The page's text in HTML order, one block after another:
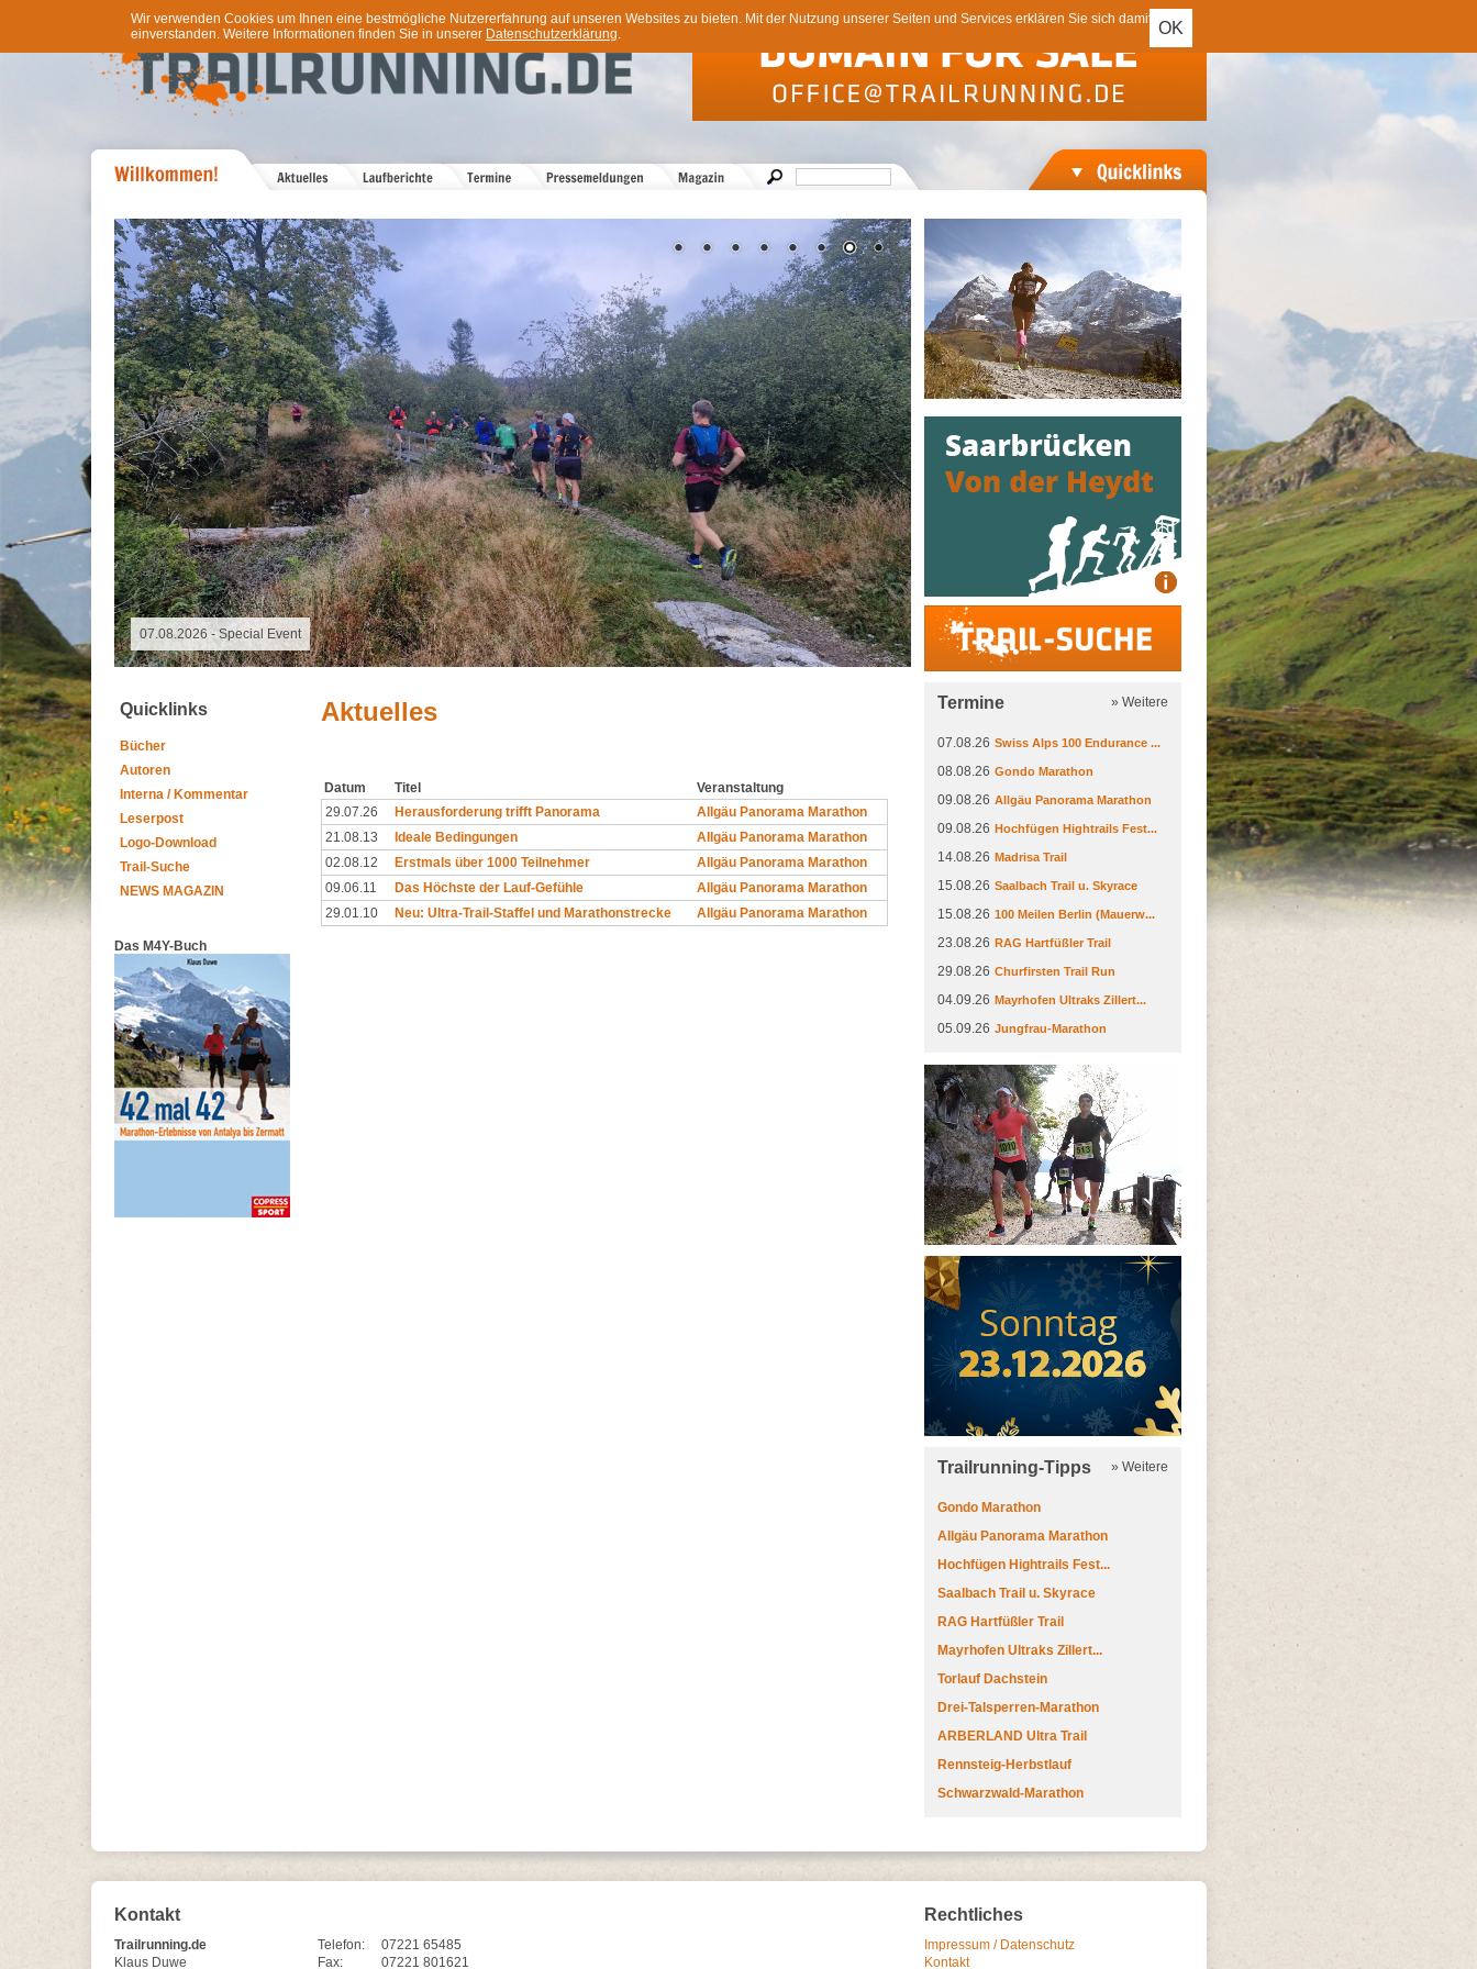
OK
Wir verwenden Cookies um Ihnen eine bestmögliche Nutzererfahrung auf unseren Websites zu bieten. Mit der Nutzung unserer Seiten und Services erklären Sie sich damit
einverstanden. Weitere Informationen finden Sie in unserer Datenschutzerklärung.
07.08.2026 -
Trail-Suche
Quicklinks
Bücher
Autoren
Interna / Kommentar
Leserpost
Logo-Download
Trail-Suche
NEWS MAGAZIN
Das M4Y-Buch
Aktuelles
Datum Titel
Veranstaltung
29.07.26
Herausforderung trifft Panorama
Allgäu Panorama Marathon
21.08.13
Ideale Bedingungen
Allgäu Panorama Marathon
02.08.12
Erstmals über 1000 Teilnehmer
Allgäu Panorama Marathon
09.06.11
Das Höchste der Lauf-Gefühle
Allgäu Panorama Marathon
29.01.10
Neu: Ultra-Trail-Staffel und Marathonstrecke Allgäu Panorama Marathon
Termine » Weitere
07.08.26 Swiss Alps 100 Endurance ...
08.08.26 Gondo Marathon
09.08.26 Allgäu Panorama Marathon
09.08.26 Hochfügen Hightrails Fest...
14.08.26 Madrisa Trail
15.08.26 Saalbach Trail u. Skyrace
15.08.26 100 Meilen Berlin (Mauerw...
23.08.26 RAG Hartfüßler Trail
29.08.26 Churfirsten Trail Run
04.09.26 Mayrhofen Ultraks Zillert...
05.09.26 Jungfrau-Marathon
Trailrunning-Tipps » Weitere
Gondo Marathon
Allgäu Panorama Marathon
Hochfügen Hightrails Fest...
Saalbach Trail u. Skyrace
RAG Hartfüßler Trail
Mayrhofen Ultraks Zillert...
Torlauf Dachstein
Drei-Talsperren-Marathon
ARBERLAND Ultra Trail
Rennsteig-Herbstlauf
Schwarzwald-Marathon
Kontakt
Trailrunning.de
Klaus Duwe
Telefon:
07221 65485
Fax:
07221 801621
Rechtliches
Impressum / Datenschutz
Kontakt